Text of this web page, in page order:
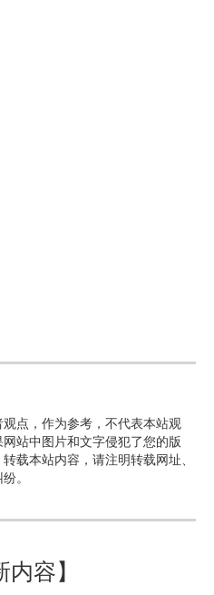
观点，作为参考，不代表本站观
站中图片和文字侵犯了您的版
载本站内容，请注明转载网址、
。
内容】